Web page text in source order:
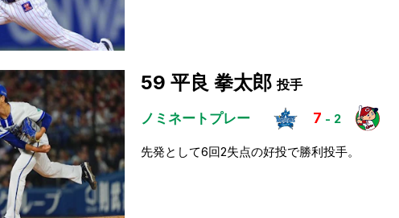
59 平良 拳太郎 投手
ノミネートプレー 7 - 2
先発として6回2失点の好投で勝利投手。